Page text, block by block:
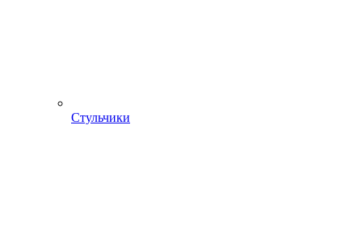
Стульчики